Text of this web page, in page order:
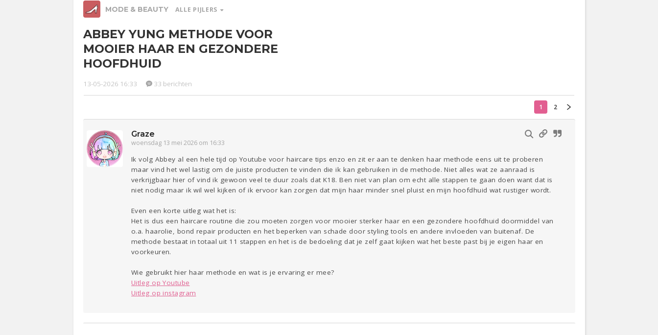
MODE & BEAUTY ALLE PIJLERS
Studie
Entertainment
Beauty
ABBEY YUNG METHODE VOOR
MOOIER HAAR EN GEZONDERE
HOOFDHUID
13-05-2026 16:33 33 berichten
1 2
Graze
woensdag 13 mei 2026 om 16:33
Ik volg Abbey al een hele tijd op Youtube voor haircare tips enzo en zit er aan te denken haar methode eens uit te proberen
maar vind het wel lastig om de juiste producten te vinden die ik kan gebruiken in de methode. Niet alles wat ze aanraad is
verkrijgbaar hier of vind ik gewoon veel te duur zoals dat K18. Ben niet van plan om echt alle stappen te gaan doen want dat is
niet nodig maar ik wil wel kijken of ik ervoor kan zorgen dat mijn haar minder snel pluist en mijn hoofdhuid wat rustiger wordt.
Even een korte uitleg wat het is:
Het is dus een haircare routine die zou moeten zorgen voor mooier sterker haar en een gezondere hoofdhuid doormiddel van
o.a. haarolie, bond repair producten en het beperken van schade door styling tools en andere invloeden van buitenaf. De
methode bestaat in totaal uit 11 stappen en het is de bedoeling dat je zelf gaat kijken wat het beste past bij je eigen haar en
voorkeuren.
Wie gebruikt hier haar methode en wat is je ervaring er mee?
Uitleg op Youtube
Uitleg op instagram